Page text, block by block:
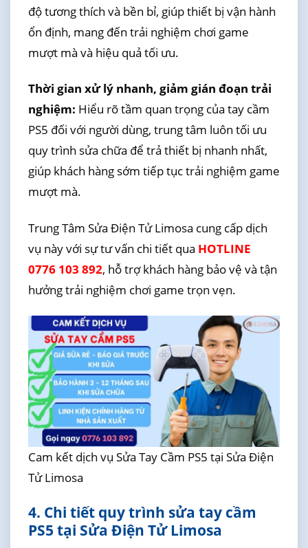
độ tương thích và bền bỉ, giúp thiết bị vận hành
ổn định, mang đến trải nghiệm chơi game
mượt mà và hiệu quả tối ưu.
Thời gian xử lý nhanh, giảm gián đoạn trải
nghiệm: Hiểu rõ tầm quan trọng của tay cầm
PS5 đối với người dùng, trung tâm luôn tối ưu
quy trình sửa chữa để trả thiết bị nhanh nhất,
giúp khách hàng sớm tiếp tục trải nghiệm game
mượt mà.
Trung Tâm Sửa Điện Tử Limosa cung cấp dịch
vụ này với sự tư vấn chi tiết qua HOTLINE
0776 103 892, hỗ trợ khách hàng bảo vệ và tận
hưởng trải nghiệm chơi game trọn vẹn.
Cam kết dịch vụ Sửa Tay Cầm PS5 tại Sửa Điện
Tử Limosa
4. Chi tiết quy trình sửa tay cầm
PS5 tại Sửa Điện Tử Limosa